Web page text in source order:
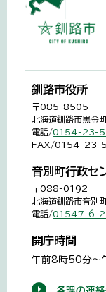
釧路市役所
〒085-8505
北海道釧路市黒金
電話/0154-23-
FAX/0154-23-
音別町行政セ
〒088-0192
北海道釧路市音別
電話/01547-6-
開庁時間
午前8時50分～